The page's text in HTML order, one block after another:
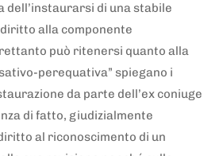
dell’instaurarsi di una stabile
alla componente
può ritenersi quanto alla
perequativa” spiegano i
da parte dell’ex coniuge
di fatto, giudizialmente
al riconoscimento di un